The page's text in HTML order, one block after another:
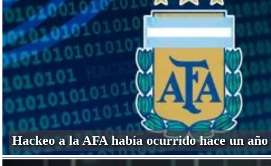
Hackeo a la AFA había ocurrido hace un año